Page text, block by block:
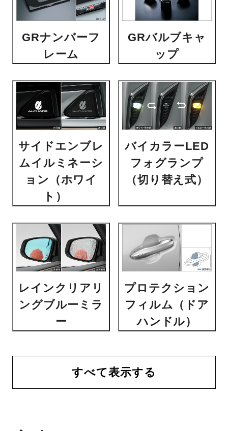
GRナンバーフ
レーム
GRバルブキャ
ップ
サイドエンブレ
ムイルミネーシ
ョン（ホワイ
ト）
バイカラーLED
フォグランプ
（切り替え式）
レインクリアリ
ングブルーミラ
ー
プロテクション
フィルム（ドア
ハンドル）
すべて表示する